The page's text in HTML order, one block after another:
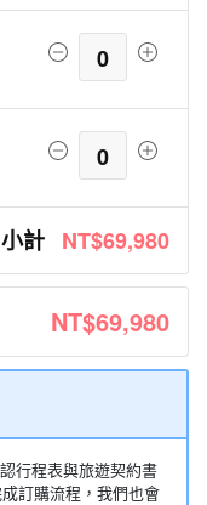
0
0
小計 NT$69,980
NT$69,980
行程表與旅遊契約書
訂購流程，我們也會